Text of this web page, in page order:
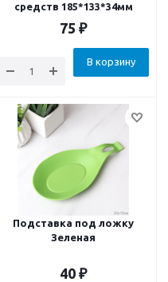
средств 185*133*34мм
75 ₽
В корзину
Подставка под ложку
Зеленая
40 ₽